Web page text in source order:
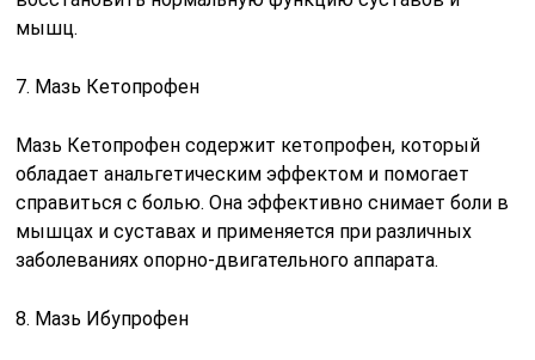
мышц.
7. Мазь Кетопрофен
Мазь Кетопрофен содержит кетопрофен, который
обладает анальгетическим эффектом и помогает
справиться с болью. Она эффективно снимает боли в
мышцах и суставах и применяется при различных
заболеваниях опорно-двигательного аппарата.
8. Мазь Ибупрофен